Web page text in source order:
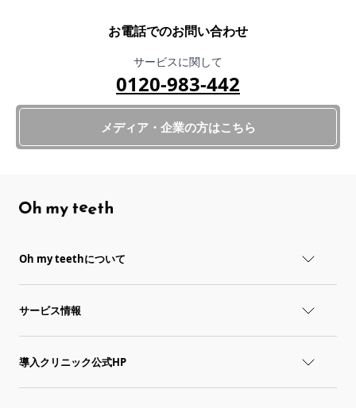
お電話でのお問い合わせ
サービスに関して
0120-983-442
メディア・企業の方はこちら
Oh my teethについて
サービス情報
導入クリニック公式HP